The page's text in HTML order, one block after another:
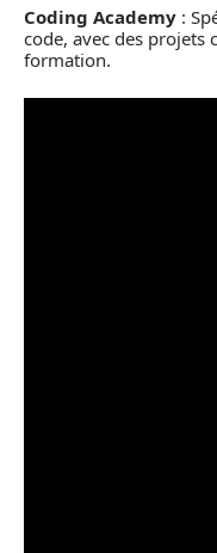
Coding Academy :
code, avec des projets
formation.